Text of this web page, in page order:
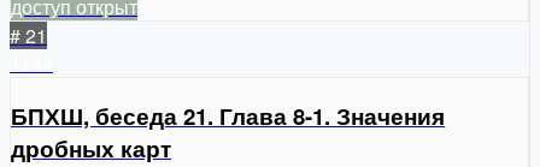
доступ открыт
# 21
БПХШ, беседа 21. Глава 8-1. Значения
дробных карт